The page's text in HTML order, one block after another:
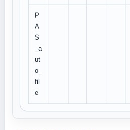
P
A
S
_a
ut
o_
fil
e